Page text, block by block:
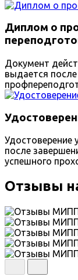
Диплом о
Документ
выдается
Удостоверение
после
успешного
Отзывы